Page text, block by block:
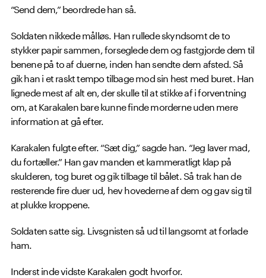
“Send dem,” beordrede han så.
Soldaten nikkede målløs. Han rullede skyndsomt de to
stykker papir sammen, forseglede dem og fastgjorde dem til
benene på to af duerne, inden han sendte dem afsted. Så
gik han i et raskt tempo tilbage mod sin hest med buret. Han
lignede mest af alt en, der skulle til at stikke af i forventning
om, at Karakalen bare kunne finde morderne uden mere
information at gå efter.
Karakalen fulgte efter. “Sæt dig,” sagde han. “Jeg laver mad,
du fortæller.” Han gav manden et kammeratligt klap på
skulderen, tog buret og gik tilbage til bålet. Så trak han de
resterende fire duer ud, hev hovederne af dem og gav sig til
at plukke kroppene.
Soldaten satte sig. Livsgnisten så ud til langsomt at forlade
ham.
Inderst inde vidste Karakalen godt hvorfor.